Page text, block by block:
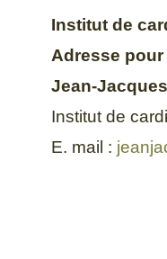
Institut de
Adresse
Jean-
Institut de
E. mail :